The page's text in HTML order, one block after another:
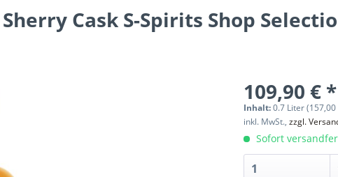
Cask S-Spirits Shop
109,90 € *
Inhalt:0.7 Liter
inkl. MwSt.,zzgl.
Sofort